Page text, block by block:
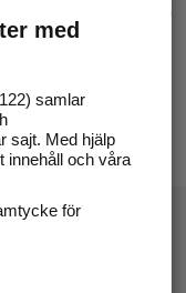
och försök igen
med
samlar
sajt. Med hjälp
innehåll och våra
för